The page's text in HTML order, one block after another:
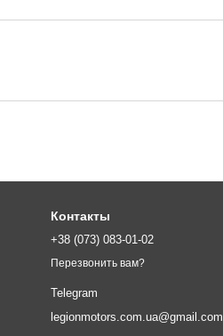
Контакты
+38 (073) 083-01-02
Перезвонить вам?
Telegram
legionmotors.com.ua@gmail.com